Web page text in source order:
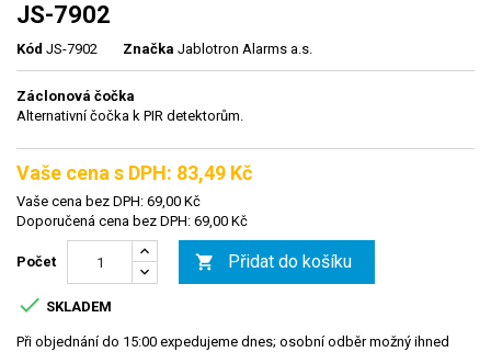
JS-7902
Kód JS-7902 Značka Jablotron Alarms a.s.
Záclonová čočka
Alternativní čočka k PIR detektorům.
Vaše cena s DPH: 83,49 Kč
Vaše cena bez DPH: 69,00 Kč
Doporučená cena bez DPH: 69,00 Kč
Počet  Přidat do košíku
 SKLADEM
Při objednání do 15:00 expedujeme dnes; osobní odběr možný ihned